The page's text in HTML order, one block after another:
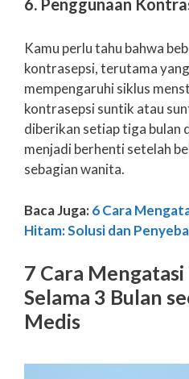
6. Penggunaan
Kamu perlu tahu bahwa
kontrasepsi, terutama
mempengaruhi siklus
kontrasepsi suntik atau
diberikan setiap tiga bulan
menjadi berhenti setelah
sebagian wanita.
Baca Juga:6 Cara
Hitam: Solusi dan
7 Cara
Selama 3 Bulan
Medis